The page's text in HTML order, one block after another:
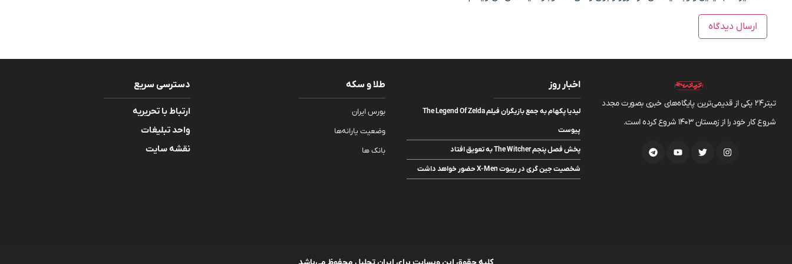
تیتر24 یکی از قدیمی‌ترین پایگاه‌های خبری بصورت مجدد
شروع کار خود را از زمستان 1403 شروع کرده است.
اخبار روز
لیدیا پکهام به جمع بازیگران فیلم The Legend Of Zelda
پیوست
پخش فصل پنجم The Witcher به تعویق افتاد
شخصیت جین گری در ریبوت X-Men حضور خواهد داشت
طلا و سکه
بورس ایران
وضعیت یارانه‌ها
بانک ها
دسترسی سریع
ارتباط با تحریریه
واحد تبلیغات
نقشه سایت